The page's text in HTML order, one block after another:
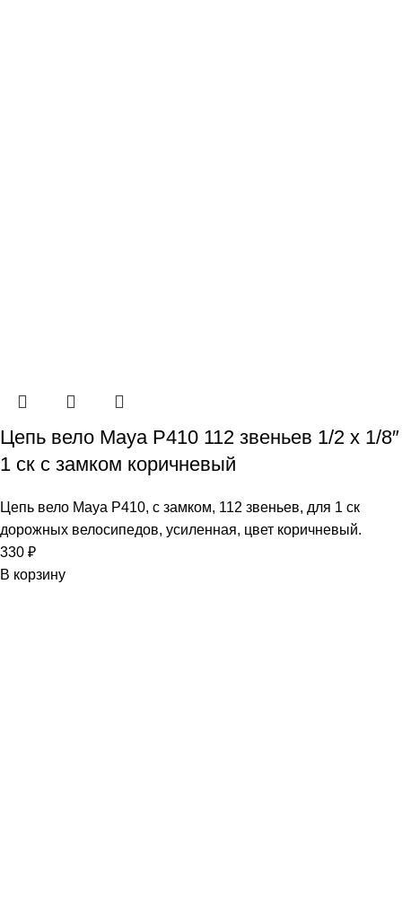
Цепь вело Maya P410 112 звеньев 1/2 х 1/8″
1 ск с замком коричневый
Цепь вело Maya P410, с замком, 112 звеньев, для 1 ск
дорожных велосипедов, усиленная, цвет коричневый.
330 ₽
В корзину